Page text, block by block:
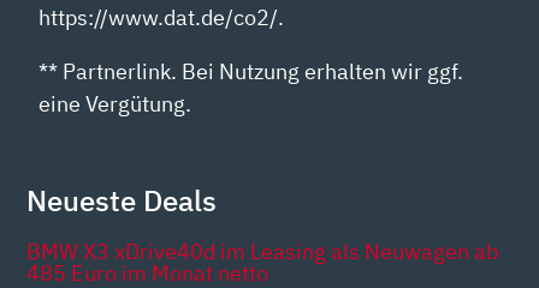
https://www.dat.de/co2/.
** Partnerlink. Bei Nutzung erhalten wir ggf.
eine Vergütung.
Neueste Deals
BMW X3 xDrive40d im Leasing als Neuwagen ab
485 Euro im Monat netto